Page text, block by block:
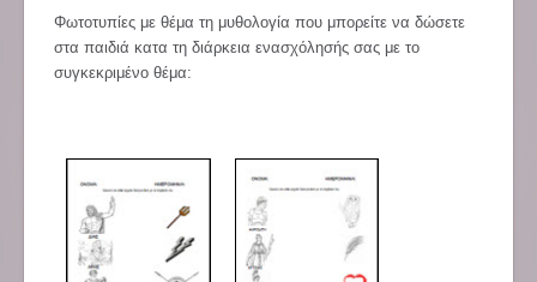
Φωτοτυπίες με θέμα τη μυθολογία που μπορείτε να δώσετε
στα παιδιά κατα τη διάρκεια ενασχόλησής σας με το
συγκεκριμένο θέμα: